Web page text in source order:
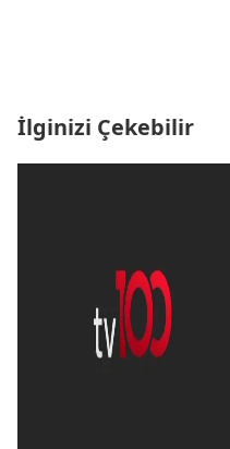
İlginizi Çekebilir